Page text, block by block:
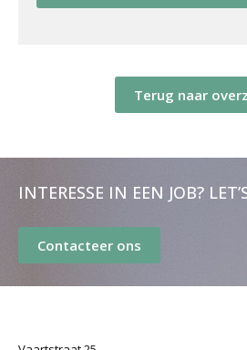
Terug naar
INTERESSE IN EEN JOB?
Contacteer ons